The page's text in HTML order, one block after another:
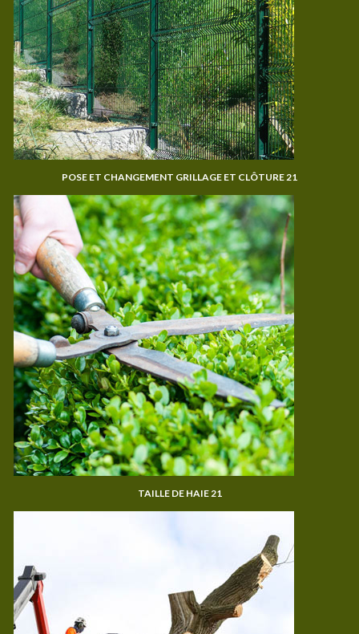
POSE ET CHANGEMENT GRILLAGE ET CLÔTURE 21
TAILLE DE HAIE 21